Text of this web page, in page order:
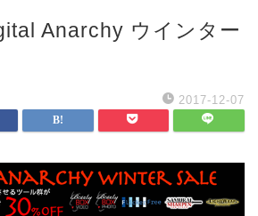
Anarchy ウインター
2017-12-07